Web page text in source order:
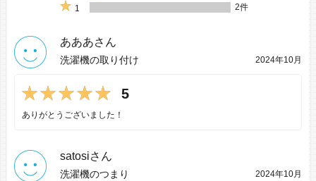
1
2件
あああさん
洗濯機の取り付け 2024年10月
5
ありがとうございました！
satosiさん
洗濯機のつまり 2024年10月